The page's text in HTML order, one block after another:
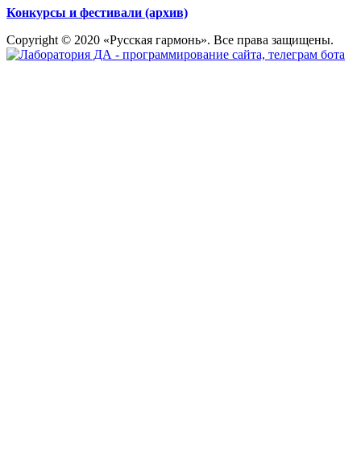
Конкурсы и фестивали (архив)
Copyright © 2020 «Русская гармонь». Все права защищены.